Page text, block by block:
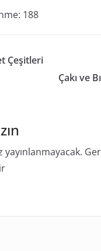
188
Çeşitleri
Çakı ve